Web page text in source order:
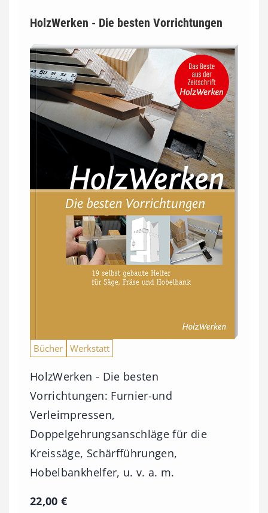
HolzWerken - Die besten Vorrichtungen
Bücher Werkstatt
HolzWerken - Die besten
Vorrichtungen: Furnier-und
Verleimpressen,
Doppelgehrungsanschläge für die
Kreissäge, Schärfführungen,
Hobelbankhelfer, u. v. a. m.
22,00€